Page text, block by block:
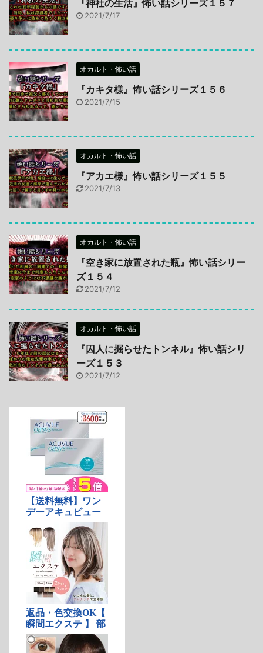
『神社の生活』怖い話シリーズ１５７
2021/7/17
オカルト・怖い話
『カキタ様』怖い話シリーズ１５６
2021/7/15
オカルト・怖い話
『アカエ様』怖い話シリーズ１５５
2021/7/13
オカルト・怖い話
『空き家に放置された瓶』怖い話シリー
ズ１５４
2021/7/12
オカルト・怖い話
『囚人に掘らせたトンネル』怖い話シリ
ーズ１５３
2021/7/12